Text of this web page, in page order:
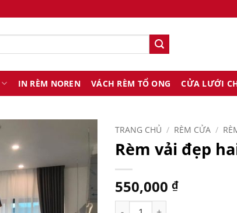
IN RÈM NOREN VÁCH RÈM TỔ ONG CỬA LƯỚI
TRANG CHỦ / RÈM CỬA /
Rèm vải đẹp
550,000 ₫
Rèm vải đẹp hai lớp RV86 số